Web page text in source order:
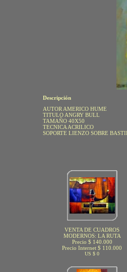
Descripción
AUTOR AMERICO HUME
TITULO ANGRY BULL
TAMAÑO 40X50
TECNICA ACRILICO
SOPORTE LIENZO SOBRE
VENTA DE CUADROS
MODERNOS: LA RUTA
Precio $ 140.000
Precio Internet $ 110.000
US $ 0